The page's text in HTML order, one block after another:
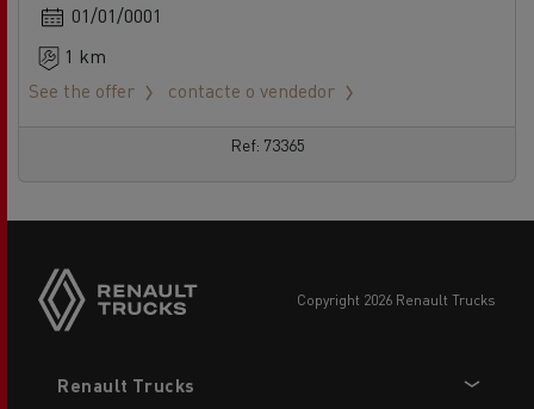
01/01/0001
1 km
See the offer
contacte o vendedor
Ref: 73365
copyright 2026 Renault Trucks
menu
Renault Trucks